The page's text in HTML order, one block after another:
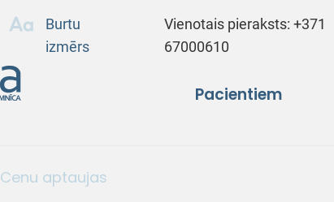
Burtu
izmērs
Vienotais pieraksts:+371
67000610
Pacientiem
Cenu aptaujas